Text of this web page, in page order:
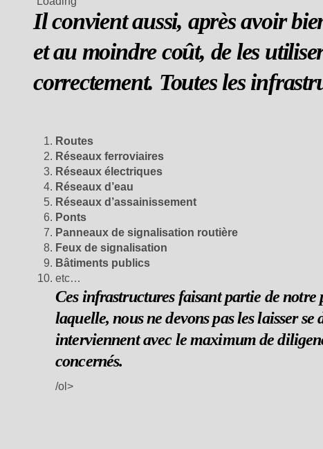
Il convient aussi, après avoir
et au moindre coût, de les
correctement. Toutes les
Routes
Réseaux ferroviaires
Réseaux électriques
Réseaux d’eau
Réseaux d’assainissement
Ponts
Panneaux de signalisation routière
Feux de signalisation
Bâtiments publics
etc…
Ces infrastructures faisant partie de notre
laquelle, nous ne devons pas les laisser
interviennent avec le maximum de
concernés.
/ol>